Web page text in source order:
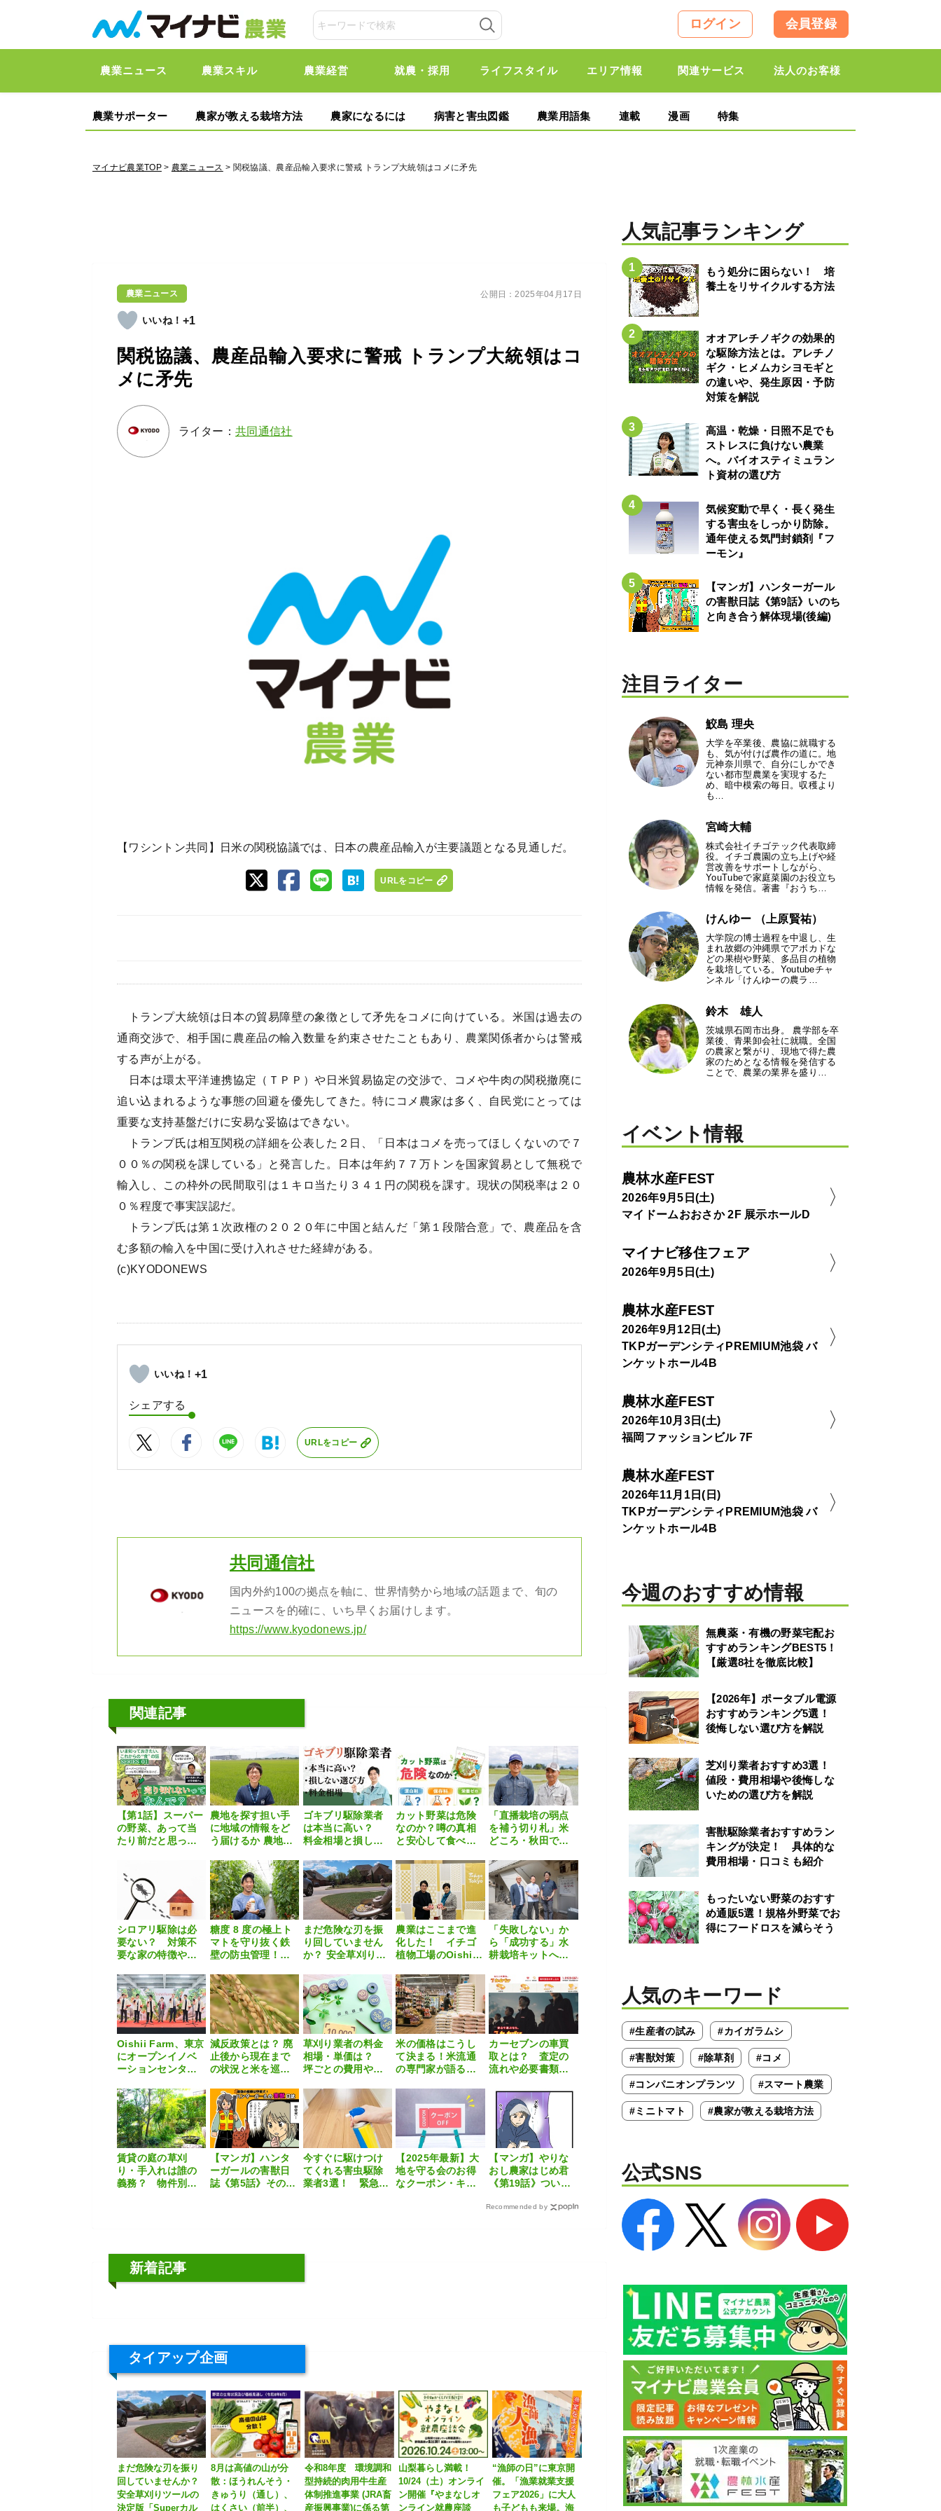
ログイン 会員登録
農業ニュース 農業スキル 農業経営 就農・採用 ライフスタイル エリア情報 関連サービス 法人のお客様
農業サポーター 農家が教える栽培方法 農家になるには 病害と害虫図鑑 農業用語集 連載 漫画 特集
マイナビ農業TOP> 農業ニュース > 関税協議、農産品輸入要求に警戒 トランプ大統領はコメに矛先
農業ニュース
+1
関税協議、農産品輸入要求に警戒 トランプ大統領はコ
メに矛先
ライター：共同通信社
公開日：2025年04月17日
【ワシントン共同】日米の関税協議では、日本の農産品輸入が主要議題となる見通しだ。
URLをコピー
トランプ大統領は日本の貿易障壁の象徴として矛先をコメに向けている。米国は過去の
通商交渉で、相手国に農産品の輸入数量を約束させたこともあり、農業関係者からは警戒
する声が上がる。
日本は環太平洋連携協定（ＴＰＰ）や日米貿易協定の交渉で、コメや牛肉の関税撤廃に
追い込まれるような事態の回避を優先してきた。特にコメ農家は多く、自民党にとっては
重要な支持基盤だけに安易な妥協はできない。
トランプ氏は相互関税の詳細を公表した２日、「日本はコメを売ってほしくないので７
００％の関税を課している」と発言した。日本は年約７７万トンを国家貿易として無税で
輸入し、この枠外の民間取引は１キロ当たり３４１円の関税を課す。現状の関税率は２０
０％程度で事実誤認だ。
トランプ氏は第１次政権の２０２０年に中国と結んだ「第１段階合意」で、農産品を含
む多額の輸入を中国に受け入れさせた経緯がある。
(c)KYODONEWS
+1
シェアする
URLをコピー
共同通信社
国内外約100の拠点を軸に、世界情勢から地域の話題まで、旬の
ニュースを的確に、いち早くお届けします。
https://www.kyodonews.jp/
関連記事
【第1話】スーパー
の野菜、あって当
たり前だと思って
【いま知っておき
たい、これから
の”食”の話】
農地を探す担い手
に地域の情報をど
う届けるか 農地マ
る常総市の取り組
み
ゴキブリ駆除業者
は本当に高い？
料金相場と損しな
説！
カット野菜は危険
なのか？噂の真相
と安心して食べる
「直播栽培の弱点
を補う切り札」米
どころ・秋田で広
によるイネミズゾ
ウムシ対策
シロアリ駆除は必
要ない？ 対策不
要な家の特徴や自
法を解説
糖度 8 度の極上ト
マトを守り抜く鉄
壁の防虫管理！理
切り札「ダブルシ
ューターSE」
まだ危険な刃を振
り回していません
か？ 安全草刈りツ
「Superカルマー
PRO」
農業はここまで進
化した！ イチゴ
植物工場のOishii
界展開へ
「失敗しない」か
ら「成功する」水
耕栽培キットへ進
大きな挑戦とは
Oishii Farm、東京
にオープンイノベ
ーションセンター
術で世界市場へ
減反政策とは？ 廃
止後から現在まで
の状況と米を巡る
草刈り業者の料金
相場・単価は？
坪ごとの費用や安
底解説
米の価格はこうし
て決まる！米流通
の専門家が語る、
カーセブンの車買
取とは？ 査定の
流れや必要書類、
ットを解説
賃貸の庭の草刈
り・手入れは誰の
義務？ 物件別の
【マンガ】ハンタ
ーガールの害獣日
誌《第5話》その名
今すぐに駆けつけ
てくれる害虫駆除
業者3選！ 緊急対
【2025年最新】大
地を守る会のお得
なクーポン・キャ
【マンガ】やりな
おし農家はじめ君
《第19話》ついに
との課題
Recommended by
新着記事
タイアップ企画
まだ危険な刃を振り
回していませんか？
安全草刈りツールの
決定版「Superカル
8月は高値の山が分
散：ほうれんそう・
きゅうり（通し）、
はくさい（前半）、
令和8年度 環境調和
型持続的肉用牛生産
体制推進事業 (JRA畜
産振興事業)に係る第
山梨暮らし満載！
10/24（土）オンライ
ン開催『やまなしオ
ンライン就農座談
“漁師の日”に東京開
催。「漁業就業支援
フェア2026」に大人
も子どもも来場。海
人気記事ランキング
もう処分に困らない！ 培
養土をリサイクルする方法
オオアレチノギクの効果的
な駆除方法とは。アレチノ
ギク・ヒメムカシヨモギと
の違いや、発生原因・予防
対策を解説
高温・乾燥・日照不足でも
ストレスに負けない農業
へ。バイオスティミュラン
ト資材の選び方
気候変動で早く・長く発生
する害虫をしっかり防除。
通年使える気門封鎖剤『フ
ーモン』
【マンガ】ハンターガール
の害獣日誌《第9話》いのち
と向き合う解体現場(後編)
注目ライター
鮫島 理央
大学を卒業後、農協に就職する
も、気が付けば農作の道に。地
元神奈川県で、自分にしかでき
ない都市型農業を実現するた
め、暗中模索の毎日。収穫より
も…
宮崎大輔
株式会社イチゴテック代表取締
役。イチゴ農園の立ち上げや経
営改善をサポートしながら、
YouTubeで家庭菜園のお役立ち
情報を発信。著書『おうち…
けんゆー （上原賢祐）
大学院の博士過程を中退し、生
まれ故郷の沖縄県でアボカドな
どの果樹や野菜、多品目の植物
を栽培している。Youtubeチャ
ンネル「けんゆーの農ラ…
鈴木 雄人
茨城県石岡市出身。 農学部を卒
業後、青果卸会社に就職。全国
の農家と繋がり、現地で得た農
家のためとなる情報を発信する
ことで、農業の業界を盛り…
イベント情報
農林水産FEST
2026年9月5日(土)
マイドームおおさか 2F 展示ホールD
マイナビ移住フェア
2026年9月5日(土)
農林水産FEST
2026年9月12日(土)
TKPガーデンシティPREMIUM池袋 バ
ンケットホール4B
農林水産FEST
2026年10月3日(土)
福岡ファッションビル 7F
農林水産FEST
2026年11月1日(日)
TKPガーデンシティPREMIUM池袋 バ
ンケットホール4B
今週のおすすめ情報
無農薬・有機の野菜宅配お
すすめランキングBEST5！
【厳選8社を徹底比較】
【2026年】ポータブル電源
おすすめランキング5選！
後悔しない選び方を解説
芝刈り業者おすすめ3選！
値段・費用相場や後悔しな
いための選び方を解説
害獣駆除業者おすすめラン
キングが決定！ 具体的な
費用相場・口コミも紹介
もったいない野菜のおすす
め通販5選！規格外野菜でお
得にフードロスを減らそう
人気のキーワード
#生産者の試み #カイガラムシ
#害獣対策 #除草剤 #コメ
#コンパニオンプランツ #スマート農業
#ミニトマト #農家が教える栽培方法
公式SNS